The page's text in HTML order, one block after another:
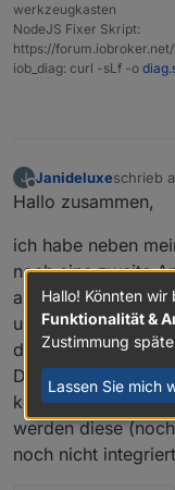
werkzeugkasten
NodeJS Fixer Skript:
https://
iob_diag: curl -sLf -o
J
Offline
Janideluxeschrieb
zuletzt
Hallo zusammen,
ich habe neben
noch eine zweite
angeschafft
und in den
dass der
Deye
komplett). Liefert
werden diese
noch nicht
Hallo! Könnten
Funktionalität &
Zustimmung
Lassen Sie mich